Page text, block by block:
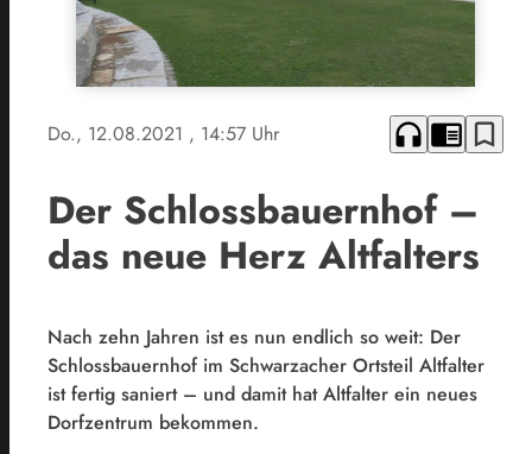
Do., 12.08.2021 , 14:57 Uhr headphones chrome_reader_mode bookmark_border
Der Schlossbauernhof –
das neue Herz Altfalters
Nach zehn Jahren ist es nun endlich so weit: Der
Schlossbauernhof im Schwarzacher Ortsteil Altfalter
ist fertig saniert – und damit hat Altfalter ein neues
Dorfzentrum bekommen.